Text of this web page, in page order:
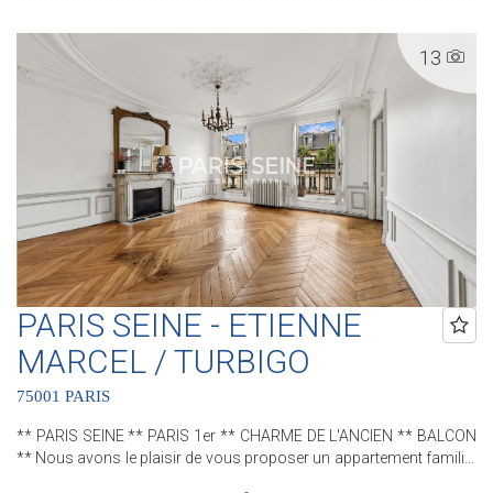
Saint-Roch - PARIS 1 Agence Cherche-Midi - 59 rue du Cherche-Midi
- PARIS 6 Agence Sèvres/Vaneau - 85 rue de Sèvres - PARIS 6
Agence Rennes/Saint-Germain - 83 rue de Rennes - PARIS 6
Agence Champ de Mars - 38 avenue de la Motte-Picquet - PARIS 7
(ACHAT - VENTE - LOCATION - GESTION - SUCCESSION -
ÉVALUATION OFFERTE SOUS 24 H).
13
PARIS SEINE - ETIENNE
MARCEL / TURBIGO
75001 PARIS
** PARIS SEINE ** PARIS 1er ** CHARME DE L'ANCIEN ** BALCON
** Nous avons le plaisir de vous proposer un appartement familial